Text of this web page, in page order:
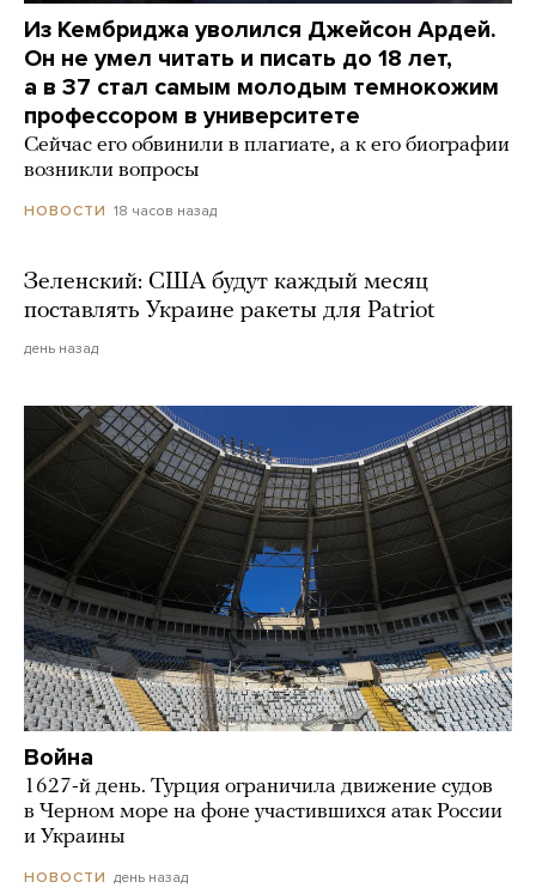
Из Кембриджа уволился Джейсон Ардей.
Он не умел читать и писать до 18 лет,
а в 37 стал самым молодым темнокожим
профессором в университете
Сейчас его обвинили в плагиате, а к его биографии
возникли вопросы
НОВОСТИ 18 часов назад
Зеленский: США будут каждый месяц
поставлять Украине ракеты для Patriot
день назад
Война
1627-й день. Турция ограничила движение судов
в Черном море на фоне участившихся атак России
и Украины
НОВОСТИ день назад